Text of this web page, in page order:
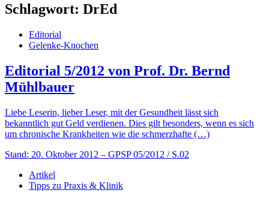
Schlagwort: DrEd
Editorial
Gelenke-Knochen
Editorial 5/2012 von Prof. Dr. Bernd
Mühlbauer
Liebe Leserin, lieber Leser, mit der Gesundheit lässt sich
bekanntlich gut Geld verdienen. Dies gilt besonders, wenn es sich
um chronische Krankheiten wie die schmerzhafte (…)
Stand: 20. Oktober 2012 – GPSP 05/2012 / S.02
Artikel
Tipps zu Praxis & Klinik